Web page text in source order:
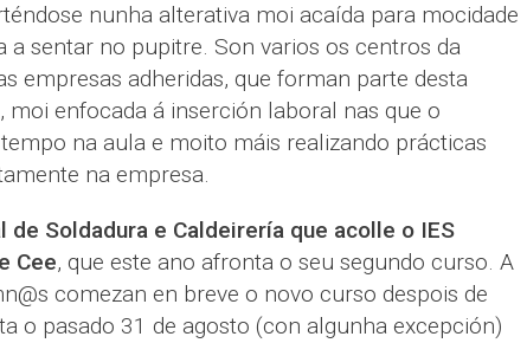
nunha alterativa moi acaída para mocidade
a sentar no pupitre. Son varios os centros da
empresas adheridas, que forman parte desta
moi enfocada á inserción laboral nas que o
na aula e moito máis realizando prácticas
na empresa.
de Soldadura e Caldeirería que acolle o IES
Cee, que este ano afronta o seu segundo curso. A
comezan en breve o novo curso despois de
o pasado 31 de agosto (con algunha excepción)